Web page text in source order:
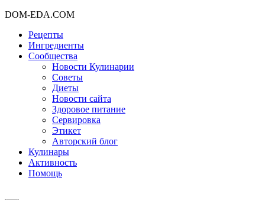
DOM-EDA.COM
Рецепты
Ингредиенты
Сообщества
Новости Кулинарии
Советы
Диеты
Новости сайта
Здоровое питание
Сервировка
Этикет
Авторский блог
Кулинары
Активность
Помощь